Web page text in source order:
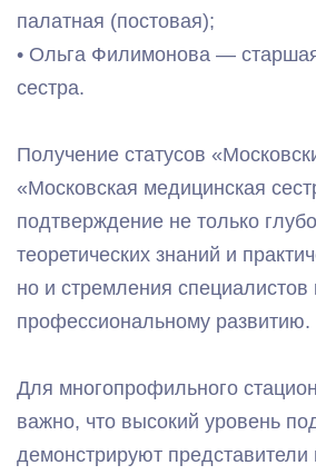
палатная (постовая);
• Ольга Филимонова —
сестра.
Получение статусов
«Московская медицинская
подтверждение не только
теоретических знаний и
но и стремления специалистов
профессиональному развитию.
Для многопрофильного
важно, что высокий уровень
демонстрируют представители